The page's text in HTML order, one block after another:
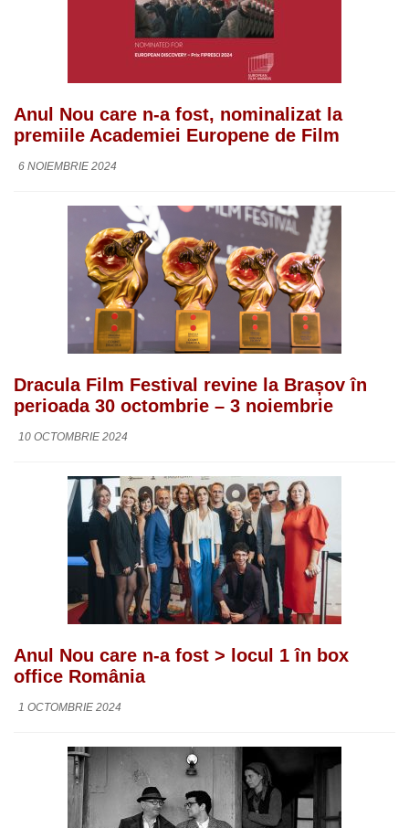
Anul Nou care n-a fost, nominalizat la
premiile Academiei Europene de Film
6 NOIEMBRIE 2024
Dracula Film Festival revine la Brașov în
perioada 30 octombrie – 3 noiembrie
10 OCTOMBRIE 2024
Anul Nou care n-a fost > locul 1 în box
office România
1 OCTOMBRIE 2024